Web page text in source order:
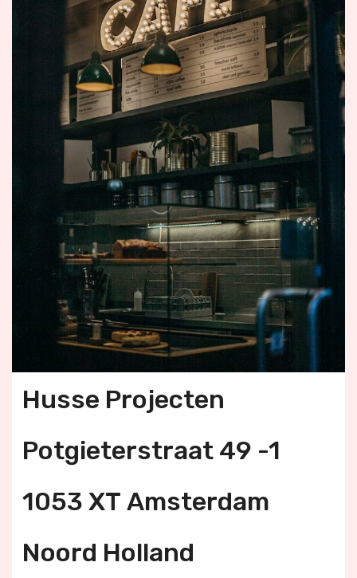
Husse Projecten
Potgieterstraat 49 -1
1053 XT Amsterdam
Noord Holland